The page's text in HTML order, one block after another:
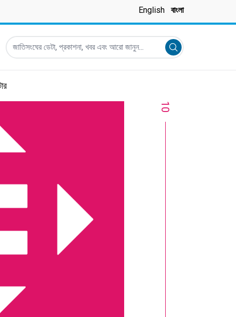
English বাংলা
জাতিসংঘের ডেটা, প্রকাশনা, খবর এবং আরো জানুন...
Submit search
10